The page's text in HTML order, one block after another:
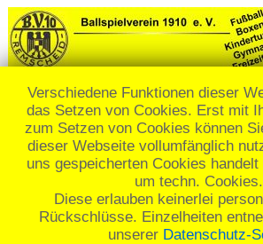
☰ Menü
Verschiedene Funktionen dieser
das Setzen von Cookies. Erst mit
zum Setzen von Cookies können
dieser Webseite vollumfänglich
uns gespeicherten Cookies
um techn. Cookies.
Diese erlauben keinerlei
Rückschlüsse. Einzelheiten
unserer Datenschutz-
Datenschutzerklärung
Wir freuen uns über dein Interesse an
unserer Homepage.